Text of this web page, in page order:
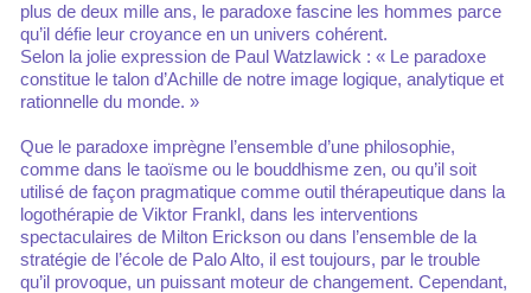
plus de deux mille ans, le paradoxe fascine les hommes parce
qu’il défie leur croyance en un univers cohérent.
Selon la jolie expression de Paul Watzlawick : « Le paradoxe
constitue le talon d’Achille de notre image logique, analytique et
rationnelle du monde. »
Que le paradoxe imprègne l’ensemble d’une philosophie,
comme dans le taoïsme ou le bouddhisme zen, ou qu’il soit
utilisé de façon pragmatique comme outil thérapeutique dans la
logothérapie de Viktor Frankl, dans les interventions
spectaculaires de Milton Erickson ou dans l’ensemble de la
stratégie de l’école de Palo Alto, il est toujours, par le trouble
qu’il provoque, un puissant moteur de changement. Cependant,